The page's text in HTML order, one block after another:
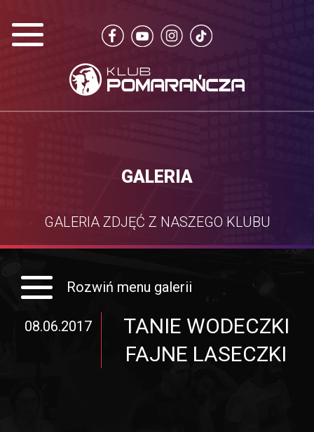
GALERIA
GALERIA ZDJĘĆ Z NASZEGO KLUBU
Rozwiń menu galerii
08.06.2017
TANIE WODECZKI
FAJNE LASECZKI